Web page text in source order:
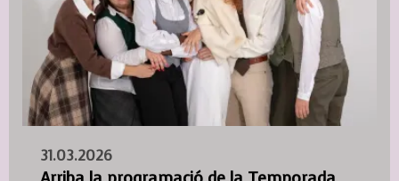
31.03.2026